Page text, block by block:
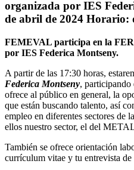
organizada por IES
de abril de 2024 Horario:
FEMEVAL participa en la
por IES Federica Montseny.
A partir de las 17:30 horas,
Federica Montseny, participando
ofrece al público en general, la
que están buscando talento, así
empleo en diferentes sectores de
ellos nuestro sector, el del
También se ofrece orientación
currículum vitae y tu entrevista de